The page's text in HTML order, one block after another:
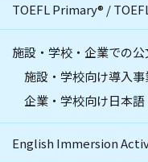
TOEFL Primary® /
施設・学校・企業での公
施設・学校向け導入事
企業・学校向け日本語
English Immersion